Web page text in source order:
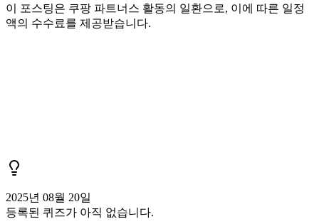
이 포스팅은 쿠팡 파트너스 활동의 일환으로, 이에 따른 일정
액의 수수료를 제공받습니다.
2025년 08월 20일
등록된 퀴즈가 아직 없습니다.